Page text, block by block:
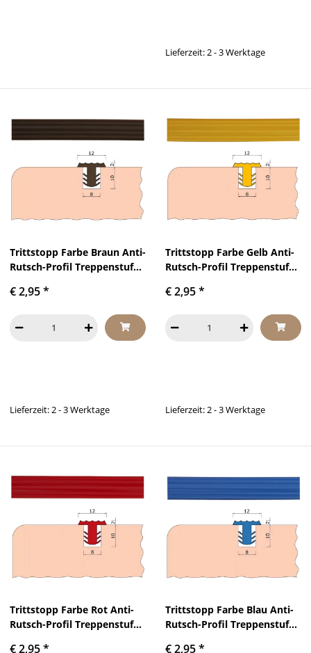
Lieferzeit: 2 - 3 Werktage
Trittstopp Farbe Braun Anti-
Rutsch-Profil Treppenstufen
Rutschgummi
€ 2,95*
Lieferzeit: 2 - 3 Werktage
Trittstopp Farbe Gelb Anti-
Rutsch-Profil Treppenstufen
Rutschgummi
€ 2,95*
Lieferzeit: 2 - 3 Werktage
Trittstopp Farbe Rot Anti-
Rutsch-Profil Treppenstufen
€ 2,95*
Trittstopp Farbe Blau Anti-
Rutsch-Profil Treppenstufen
€ 2,95*